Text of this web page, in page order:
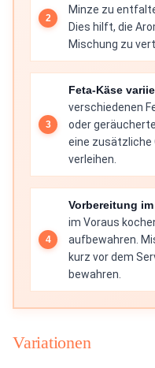
Minze zu
Dies hilft, die
Mischung zu
Feta-Käse
verschiedenen
oder
eine zusätzliche
verleihen.
Vorbereitung
im Voraus
aufbewahren.
kurz vor dem
bewahren.
Variationen